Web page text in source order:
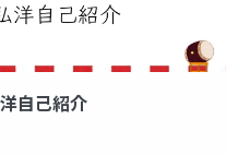
自己紹介